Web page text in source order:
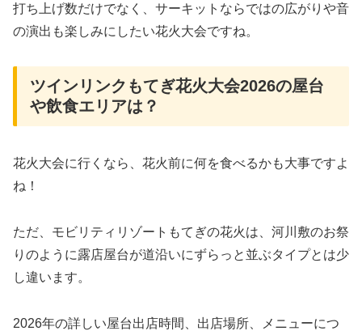
打ち上げ数だけでなく、サーキットならではの広がりや音
の演出も楽しみにしたい花火大会ですね。
ツインリンクもてぎ花火大会2026の屋台
や飲食エリアは？
花火大会に行くなら、花火前に何を食べるかも大事ですよ
ね！
ただ、モビリティリゾートもてぎの花火は、河川敷のお祭
りのように露店屋台が道沿いにずらっと並ぶタイプとは少
し違います。
2026年の詳しい屋台出店時間、出店場所、メニューにつ